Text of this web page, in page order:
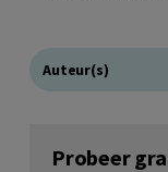
Auteur(s)
Probeer